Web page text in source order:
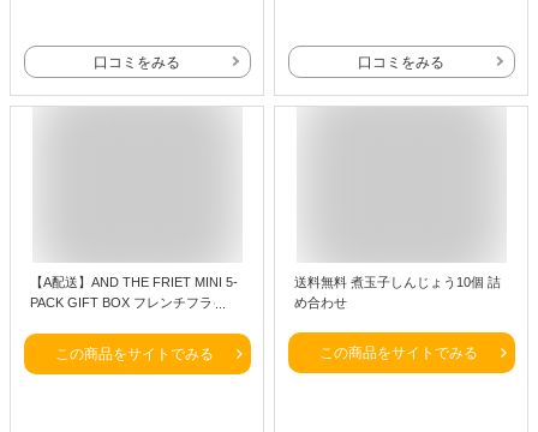
口コミをみる 口コミをみる
【A配送】AND THE FRIET MINI 5-
PACK GIFT BOX フレンチフライ専
詰め合わせ 送料無料 フレンチフラ
この商品をサイトでみる
送料無料 煮玉子しんじょう10個 詰
め合わせ
この商品をサイトでみる